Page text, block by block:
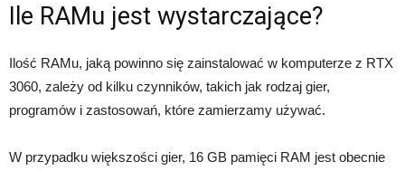
Ile RAMu jest wystarczające?
Ilość RAMu, jaką powinno się zainstalować w komputerze z RTX
3060, zależy od kilku czynników, takich jak rodzaj gier,
programów i zastosowań, które zamierzamy używać.
W przypadku większości gier, 16 GB pamięci RAM jest obecnie